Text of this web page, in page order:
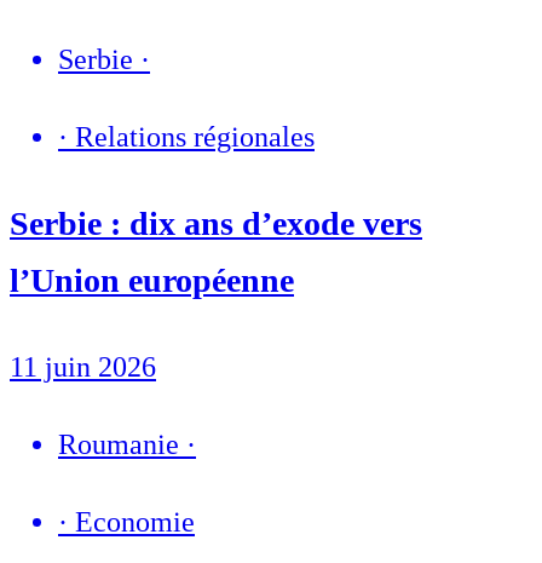
Serbie ·
· Relations régionales
Serbie : dix ans d’exode vers
l’Union européenne
11 juin 2026
Roumanie ·
· Economie